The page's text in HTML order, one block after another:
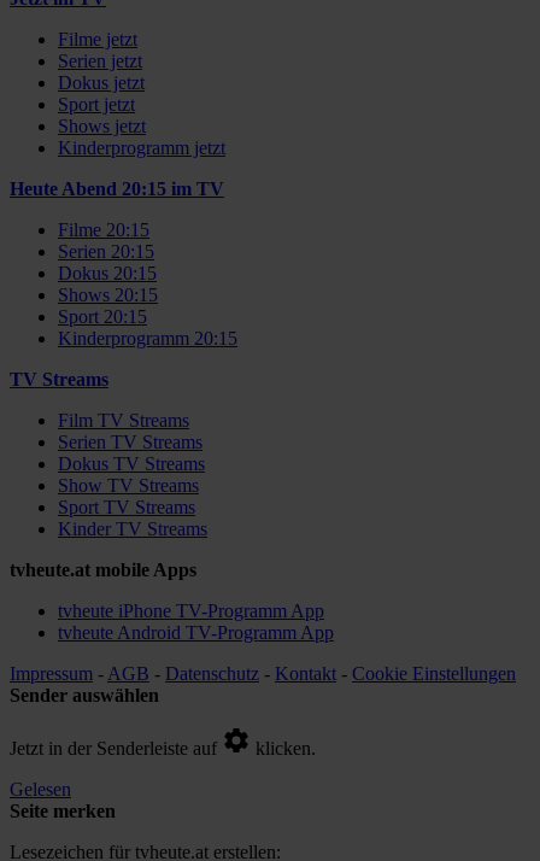
Filme jetzt
Serien jetzt
Dokus jetzt
Sport jetzt
Shows jetzt
Kinderprogramm jetzt
Heute Abend 20:15 im TV
Filme 20:15
Serien 20:15
Dokus 20:15
Shows 20:15
Sport 20:15
Kinderprogramm 20:15
TV Streams
Film TV Streams
Serien TV Streams
Dokus TV Streams
Show TV Streams
Sport TV Streams
Kinder TV Streams
tvheute.at mobile Apps
tvheute iPhone TV-Programm App
tvheute Android TV-Programm App
Impressum - AGB - Datenschutz - Kontakt - Cookie Einstellungen
Sender auswählen
Jetzt in der Senderleiste auf
klicken.
Gelesen
Seite merken
Lesezeichen für tvheute.at erstellen: